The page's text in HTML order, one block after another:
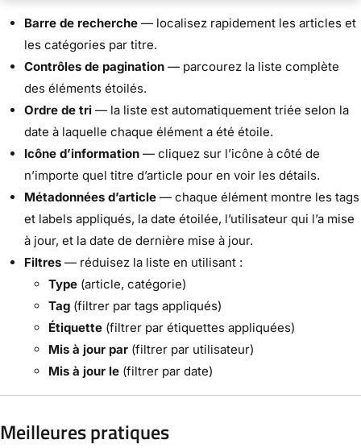
Barre de recherche — localisez rapidement les articles et
les catégories par titre.
Contrôles de pagination — parcourez la liste complète
des éléments étoilés.
Ordre de tri — la liste est automatiquement triée selon la
date à laquelle chaque élément a été étoile.
Icône d’information — cliquez sur l’icône à côté de
n’importe quel titre d’article pour en voir les détails.
Métadonnées d’article — chaque élément montre les tags
et labels appliqués, la date étoilée, l’utilisateur qui l’a mise
à jour, et la date de dernière mise à jour.
Filtres — réduisez la liste en utilisant :
Type (article, catégorie)
Tag (filtrer par tags appliqués)
Étiquette (filtrer par étiquettes appliquées)
Mis à jour par (filtrer par utilisateur)
Mis à jour le (filtrer par date)
Meilleures pratiques